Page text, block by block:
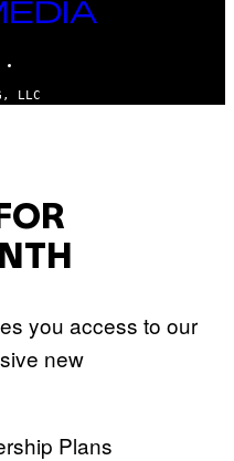
LLC
you access to our
new
Plans